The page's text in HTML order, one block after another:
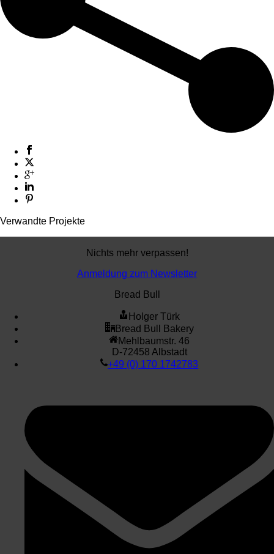
Verwandte Projekte
Nichts mehr verpassen!
Anmeldung zum Newsletter
Bread Bull
Holger Türk
Bread Bull Bakery
Mehlbaumstr. 46
D-72458 Albstadt
+49 (0) 170 1742783